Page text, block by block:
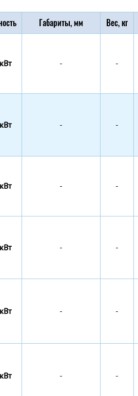
Габариты, мм Вес, кг
- -
- -
- -
- -
- -
- -